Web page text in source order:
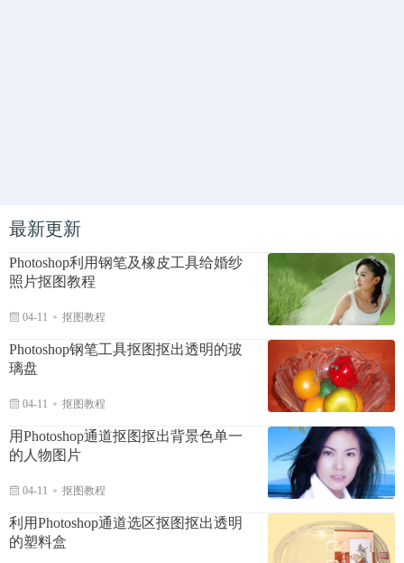
最新更新
Photoshop利用钢笔及橡皮工具给婚纱
照片抠图教程
04-11 抠图教程
Photoshop钢笔工具抠图抠出透明的玻
璃盘
04-11 抠图教程
用Photoshop通道抠图抠出背景色单一
的人物图片
04-11 抠图教程
利用Photoshop通道选区抠图抠出透明
的塑料盒